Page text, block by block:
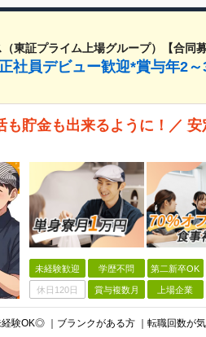
東証プライム上場グループ）【合同募
社員デビュー歓迎*賞与年2
貯金も出来るように！／ 安
未経験歓迎 学歴不問 第二新卒OK
休日120日 賞与複数月 上場企業